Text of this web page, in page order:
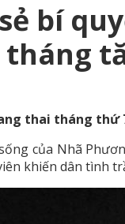
bí
thai tháng thứ
của Nhã
khiến dân tình